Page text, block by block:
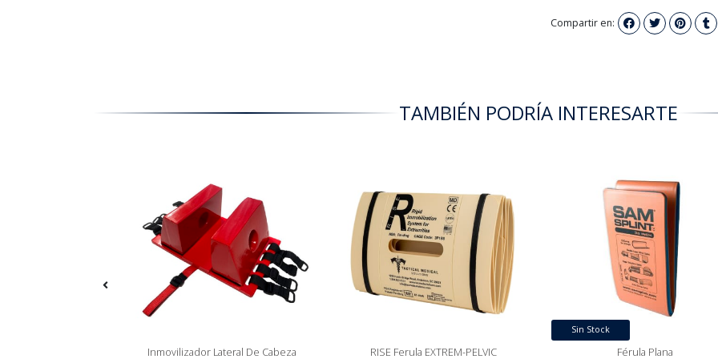
Compartir en:
TAMBIÉN PODRÍA INTERESARTE
Inmovilizador Lateral De Cabeza RISE Ferula EXTREM-PELVIC
Sin Stock
Férula Plana